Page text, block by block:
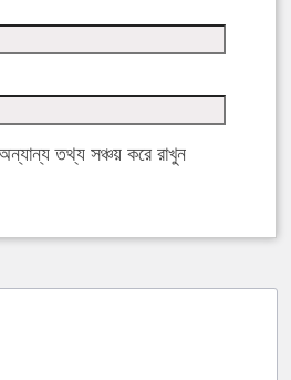
তথ্য সঞ্চয় করে রাখুন